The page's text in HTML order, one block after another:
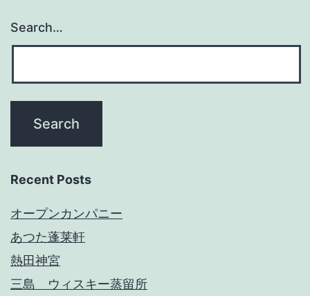
Search…
Recent Posts
オープンカンパニー
あつた蓬莱軒
熱田神宮
三島 ウィスキー蒸留所